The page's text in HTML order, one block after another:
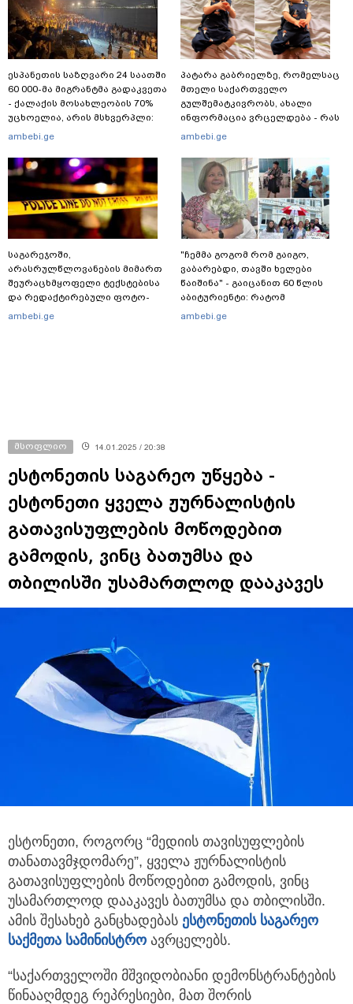
ესპანეთის საზღვარი 24 საათში
60 000-მა მიგრანტმა გადაკვეთა
- ქალაქის მოსახლეობის 70%
უცხოელია, არის მსხვერპლი:
ბოლო ცნობები სეუტადან,
გასვლის ეშინიათ
ambebi.ge
საგარეჯოში,
არასრულწლოვანების მიმართ
შეურაცხმყოფელი ტექსტებისა
და რედაქტირებული ფოტო-
ვიდეომასალის გავრცელების
ambebi.ge
პატარა გაბრიელზე, რომელსაც
მთელი საქართველო
გულშემატკივრობს, ახალი
ინფორმაცია ვრცელდება - რას
წერს ბიჭუნას დედა?
ambebi.ge
"ჩემმა გოგომ რომ გაიგო,
ვაბარებდი, თავში ხელები
წაიშინა" - გაიცანით 60 წლის
აბიტურიენტი: რატომ
გადაწყვიტა ბაგრატიონთა
ambebi.ge
მსოფლიო 14.01.2025 / 20:38
ესტონეთის საგარეო უწყება -
ესტონეთი ყველა ჟურნალისტის
გათავისუფლების მოწოდებით
გამოდის, ვინც ბათუმსა და
თბილისში უსამართლოდ დააკავეს
ესტონეთი, როგორც “მედიის თავისუფლების
თანათავმჯდომარე”, ყველა ჟურნალისტის
გათავისუფლების მოწოდებით გამოდის, ვინც
უსამართლოდ დააკავეს ბათუმსა და თბილისში.
ამის შესახებ განცხადებას ესტონეთის საგარეო
საქმეთა სამინისტრო ავრცელებს.
“საქართველოში მშვიდობიანი დემონსტრანტების
წინააღმდეგ რეპრესიები, მათ შორის